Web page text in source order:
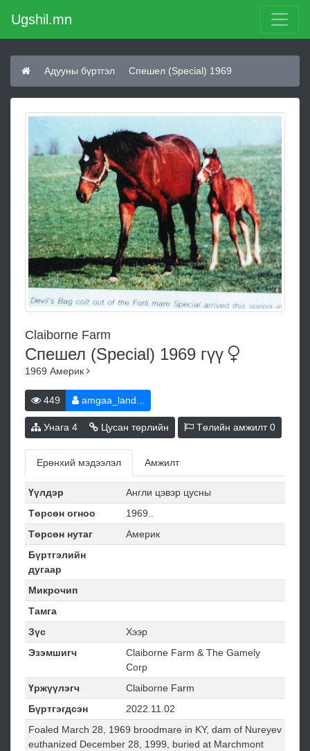
Ugshil.mn
Адууны бүртгэл Спешел (Special) 1969
Claiborne Farm
Спешел (Special) 1969 гүү
1969 Америк
449 amgaa_land...
Унага 4 Цусан төрлийн Төлийн амжилт0
Ерөнхий мэдээлэл Амжилт
Үүлдэр
Англи цэвэр цусны
Төрсөн огноо
1969..
Төрсөн нутаг
Америк
Бүртгэлийн
дугаар
Микрочип
Тамга
Зүс
Хээр
Эзэмшигч
Claiborne Farm & The Gamely
Corp
Үржүүлэгч
Claiborne Farm
Бүртгэгдсэн
2022.11.02
Foaled March 28, 1969 broodmare in KY, dam of Nureyev
euthanized December 28, 1999, buried at Marchmont